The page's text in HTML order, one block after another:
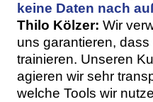
keine Daten nach
Thilo Kölzer: Wir
uns garantieren,
trainieren. Unseren
agieren wir sehr
welche Tools wir